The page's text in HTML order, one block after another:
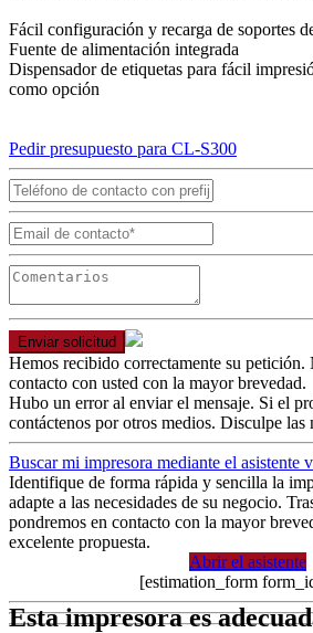
Fácil configuración y recarga de soportes
Fuente de alimentación integrada
Dispensador de etiquetas para fácil
como opción
Pedir presupuesto para CL-S300
Enviar solicitud
Hemos recibido correctamente su petición.
contacto con usted con la mayor brevedad.
Hubo un error al enviar el mensaje. Si el
contáctenos por otros medios. Disculpe las
Buscar mi impresora mediante el asistente
Identifique de forma rápida y sencilla la
adapte a las necesidades de su negocio.
pondremos en contacto con la mayor
excelente propuesta.
Abrir el asistente
[estimation_form
Esta impresora es